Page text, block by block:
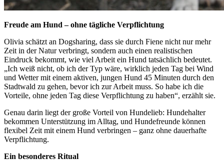
Freude am Hund – ohne tägliche Verpflichtung
Olivia schätzt an Dogsharing, dass sie durch Fiene nicht nur mehr
Zeit in der Natur verbringt, sondern auch einen realistischen
Eindruck bekommt, wie viel Arbeit ein Hund tatsächlich bedeutet.
„Ich weiß nicht, ob ich der Typ wäre, wirklich jeden Tag bei Wind
und Wetter mit einem aktiven, jungen Hund 45 Minuten durch den
Stadtwald zu gehen, bevor ich zur Arbeit muss. So habe ich die
Vorteile, ohne jeden Tag diese Verpflichtung zu haben“, erzählt sie.
Genau darin liegt der große Vorteil von Hundelieb: Hundehalter
bekommen Unterstützung im Alltag, und Hundefreunde können
flexibel Zeit mit einem Hund verbringen – ganz ohne dauerhafte
Verpflichtung.
Ein besonderes Ritual